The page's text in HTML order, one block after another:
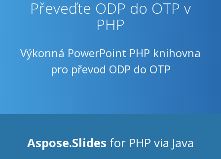
Převeďte ODP do OTP v
PHP
Výkonná PowerPoint PHP knihovna
pro převod ODP do OTP
Aspose.Slides for PHP via Java